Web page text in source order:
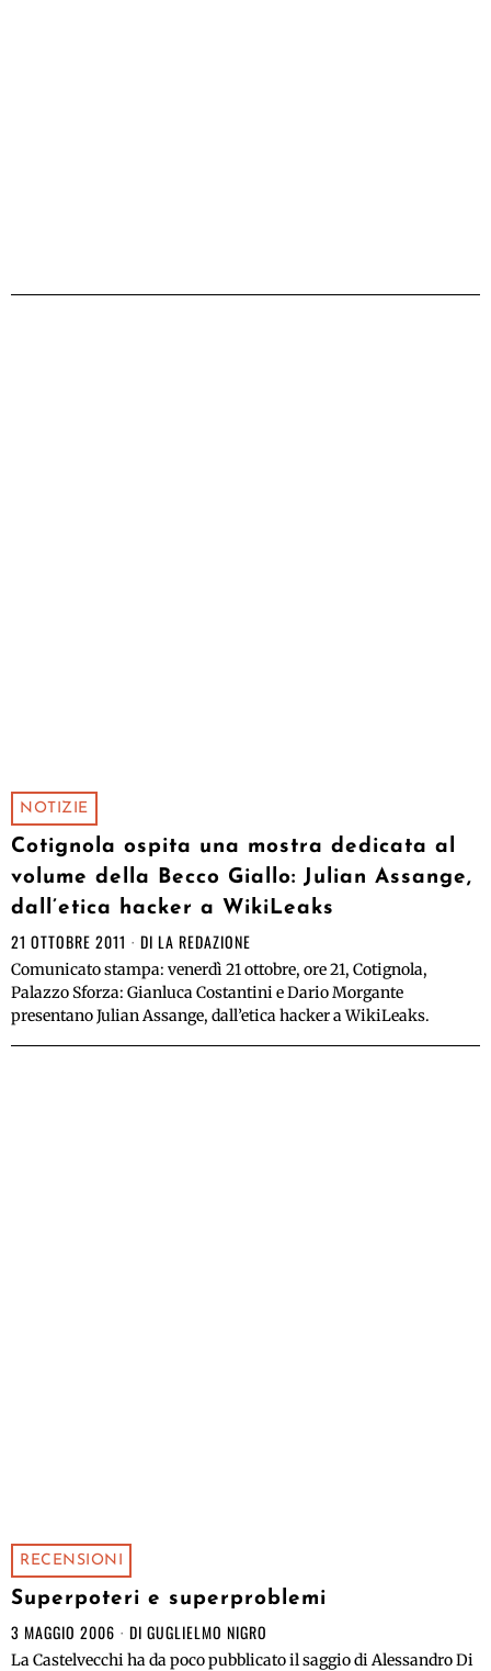
NOTIZIE
Cotignola ospita una mostra dedicata al
volume della Becco Giallo: Julian Assange,
dall’etica hacker a WikiLeaks
21 OTTOBRE 2011 DI LA REDAZIONE
Comunicato stampa: venerdì 21 ottobre, ore 21, Cotignola,
Palazzo Sforza: Gianluca Costantini e Dario Morgante
presentano Julian Assange, dall’etica hacker a WikiLeaks.
RECENSIONI
Superpoteri e superproblemi
3 MAGGIO 2006 DI GUGLIELMO NIGRO
La Castelvecchi ha da poco pubblicato il saggio di Alessandro Di